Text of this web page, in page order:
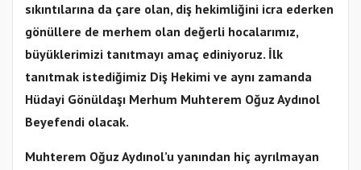
sıkıntılarına da çare olan, diş hekimliğini icra ederken
gönüllere de merhem olan değerli hocalarımız,
büyüklerimizi tanıtmayı amaç ediniyoruz. İlk
tanıtmak istediğimiz Diş Hekimi ve aynı zamanda
Hüdayi Gönüldaşı Merhum Muhterem Oğuz Aydınol
Beyefendi olacak.
Muhterem Oğuz Aydınol’u yanından hiç ayrılmayan